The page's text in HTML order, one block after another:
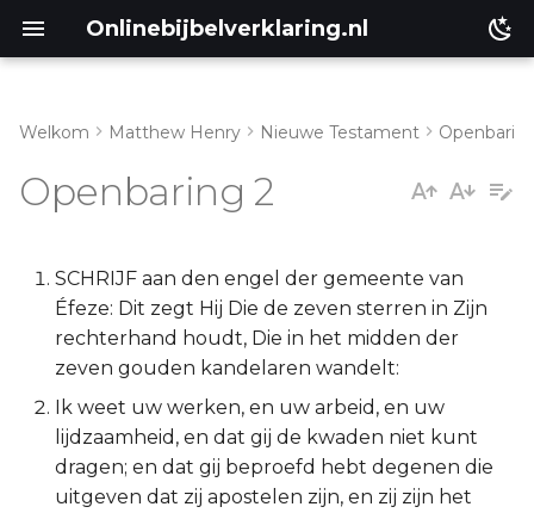
Onlinebijbelverklaring.nl
Éxodus
Leviticus
Numeri
Deuteronomium
Jozua
Openbaring 2:1-7
Openbaring 2:8-11
Openbaring 2:12-17
Openbaring 2:18-29
Welkom Matthew Henry Nieuwe Testament
Openbaring 2
SCHRIJF aan den engel der gemeente van
Éfeze: Dit zegt Hij Die de zeven sterren in Zijn
rechterhand houdt, Die in het midden der
zeven gouden kandelaren wandelt:
Ik weet uw werken, en uw arbeid, en uw
lijdzaamheid, en dat gij de kwaden niet kunt
dragen; en dat gij beproefd hebt degenen die
uitgeven dat zij apostelen zijn, en zij zijn het